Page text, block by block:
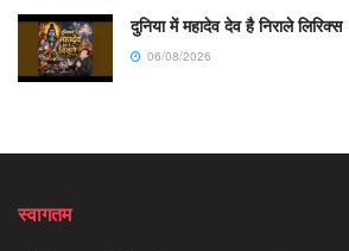
दुनिया में महादेव देव है निराले लिरिक्स
06/08/2026
स्वागतम